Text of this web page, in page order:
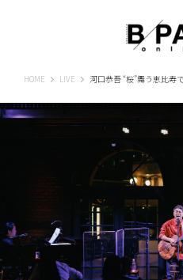
HOME B-PASS ONLINE
LIVE 河口恭吾 “桜”舞う恵比寿